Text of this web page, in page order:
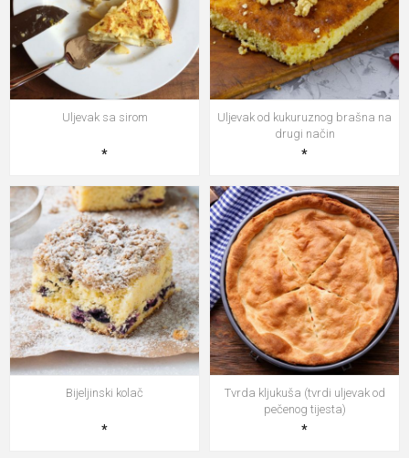
Uljevak sa sirom
*
Uljevak od kukuruznog brašna na
drugi način
*
Bijeljinski kolač
*
Tvrda kljukuša (tvrdi uljevak od
pečenog tijesta)
*